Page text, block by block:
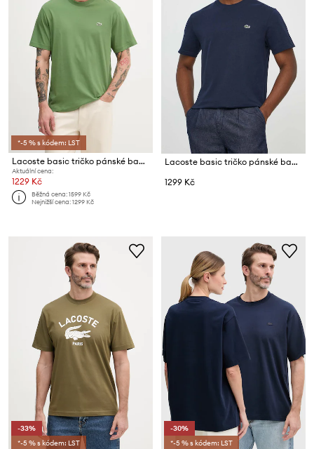
*-5 % s kódem: LST
Lacoste basic tričko pánské bavlněné
Aktuální cena:
1229 Kč
Běžná cena:1599 Kč
Nejnižší cena:1299 Kč
Lacoste basic tričko pánské bavlněné
1299 Kč
-33%
*-5 % s kódem: LST
-30%
*-5 % s kódem: LST